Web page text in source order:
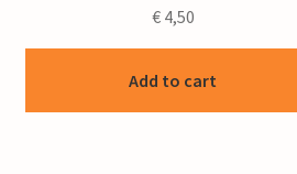
€4,50
Add to cart